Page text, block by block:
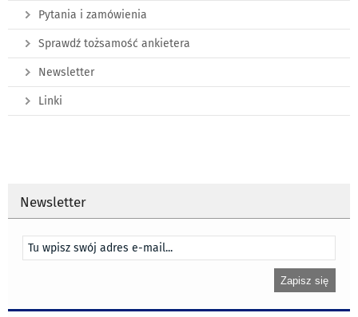
Pytania i zamówienia
Sprawdź tożsamość ankietera
Newsletter
Linki
Newsletter